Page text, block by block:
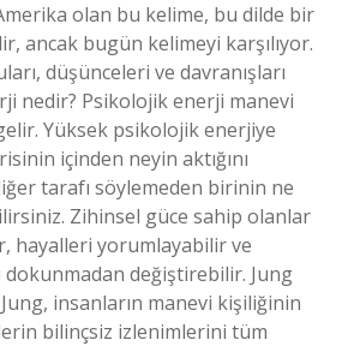
olan bu kelime, bu dilde bir
ancak bugün kelimeyi karşılıyor.
düşünceleri ve davranışları
nedir? Psikolojik enerji manevi
Yüksek psikolojik enerjiye
içinden neyin aktığını
tarafı söylemeden birinin ne
Zihinsel güce sahip olanlar
hayalleri yorumlayabilir ve
değiştirebilir. Jung
insanların manevi kişiliğinin
bilinçsiz izlenimlerini tüm